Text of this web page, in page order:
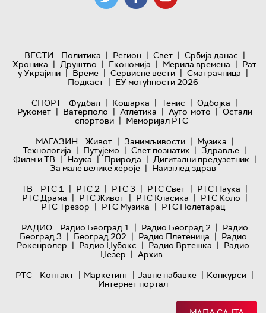
ВЕСТИ Политика | Регион | Свет | Србија данас |
Хроника | Друштво | Економија | Мерила времена | Рат
у Украјини | Време | Сервисне вести | Сматрачница |
Подкаст | ЕУ могућности 2026
СПОРТ
Фудбал | Кошарка | Тенис | Одбојка |
Рукомет | Ватерполо | Атлетика | Ауто-мото | Остали
спортови | Меморијал РТС
МАГАЗИН
Живот | Занимљивости | Музика |
Технологијa | Путујемо | Свет познатих | Здравље |
Филм и ТВ | Наука | Природа | Дигитални предузетник |
За мале велике хероје | Наизглед здрав
ТВ
РТС 1 | РТС 2 | РТС 3 | РТС Свет | РТС Наука |
РТС Драма | РТС Живот | РТС Класика | РТС Коло |
РТС Трезор | РТС Музика | РТС Полетарац
РАДИО
Радио Београд 1 | Радио Београд 2 | Радио
Београд 3 | Београд 202 | Радио Плетеница | Радио
Рокенролер | Радио Џубокс | Радио Вртешка | Радио
Џезер | Архив
РТС
Контакт | Маркетинг | Јавне набавке | Конкурси |
Интернет портал